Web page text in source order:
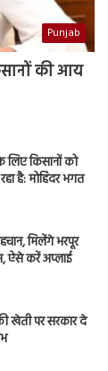
Punjab
की आय
लिए किसानों को
है: मोहिंदर भगत
मिलेंगे भरपूर
ऐसे करें अप्लाई
खेती पर सरकार दे